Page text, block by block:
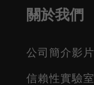
關於我們
公司簡介影片
信賴性實驗室